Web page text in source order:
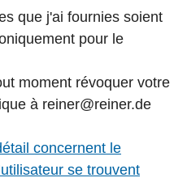
que j'ai fournies soient
pour le
moment révoquer votre
à reiner@reiner.de
concernent le
se trouvent